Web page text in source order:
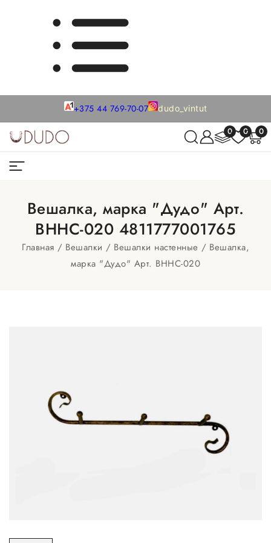
+375 44 769-70-07 dudo_vintut
0 0 0
Вешалка, марка "Дудо" Арт.
ВННС-020 4811777001765
Главная Вешалки Вешалки настенные
Вешалка,
марка "Дудо" Арт. ВННС-020